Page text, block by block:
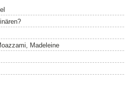
Madeleine